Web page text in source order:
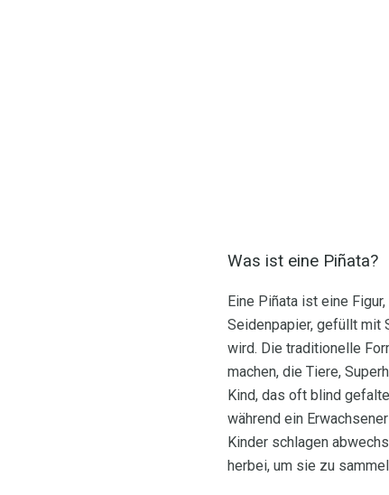
Was ist eine Piñata?
Eine Piñata ist eine
Seidenpapier, gefüllt mit
wird. Die traditionelle
machen, die Tiere,
Kind, das oft blind
während ein
Kinder schlagen
herbei, um sie zu